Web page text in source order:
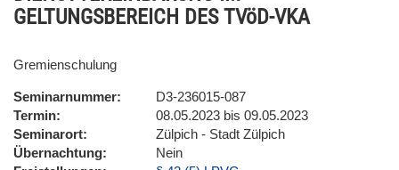
GELTUNGSBEREICH DES TVöD-VKA
Gremienschulung
Seminarnummer
D3-236015-087
Termin
08.05.2023 bis 09.05.2023
Seminarort
Zülpich - Stadt Zülpich
Übernachtung
Nein